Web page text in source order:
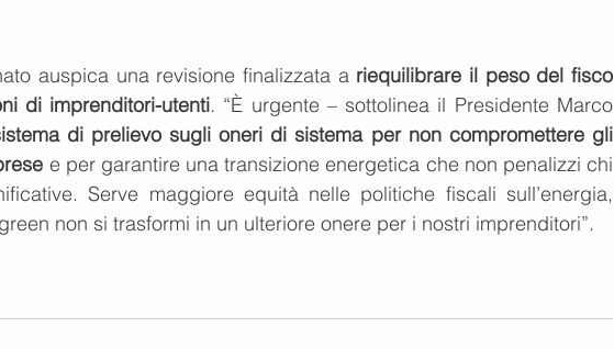
auspica una revisione finalizzata a riequilibrare il peso del fisco
di imprenditori-utenti. “È urgente – sottolinea il Presidente Marco
di prelievo sugli oneri di sistema per non compromettere gli
e per garantire una transizione energetica che non penalizzi chi
Serve maggiore equità nelle politiche fiscali sull’energia,
non si trasformi in un ulteriore onere per i nostri imprenditori”.